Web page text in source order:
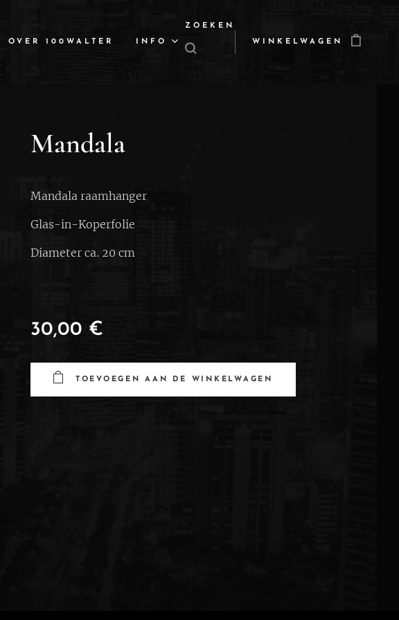
OVER 100WALTER INFO
ZOEKEN
WINKELWAGEN
Mandala
Mandala raamhanger
Glas-in-Koperfolie
Diameter ca. 20 cm
30,00 €
TOEVOEGEN AAN DE WINKELWAGEN